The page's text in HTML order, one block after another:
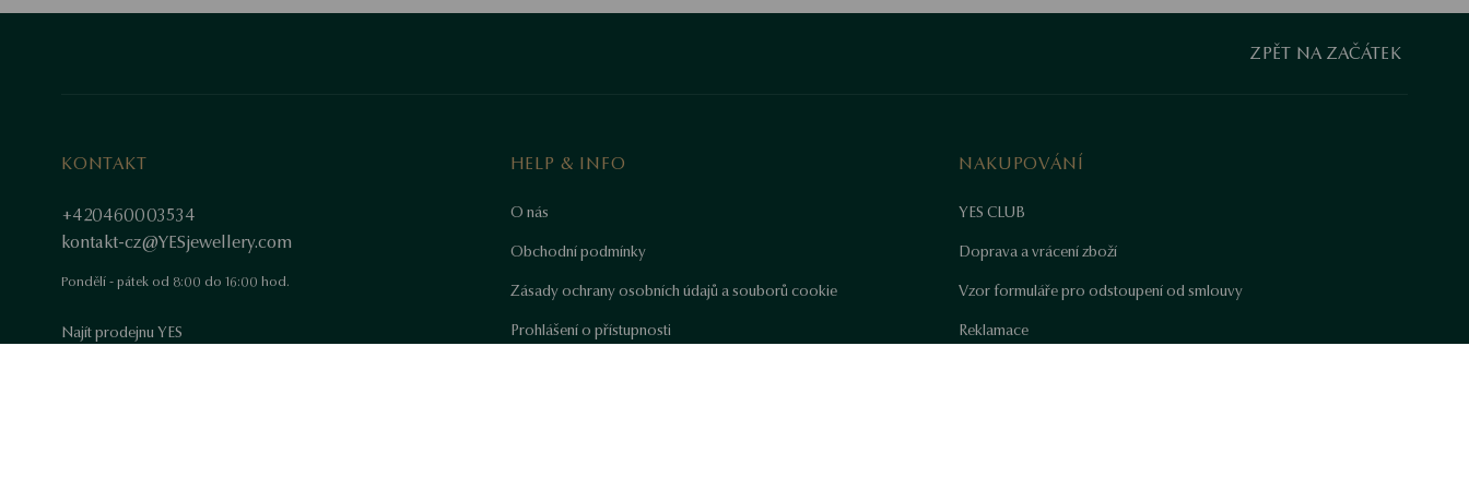
ZPĚT NA ZAČÁTEK
KONTAKT
+420460003534
kontakt-cz@YESjewellery.com
Pondělí - pátek od 8:00 do 16:00 hod.
Najít prodejnu YES
HELP & INFO
O nás
Obchodní podmínky
Zásady ochrany osobních údajů a souborů cookie
Prohlášení o přístupnosti
NAKUPOVÁNÍ
YES CLUB
Doprava a vrácení zboží
Vzor formuláře pro odstoupení od smlouvy
Reklamace